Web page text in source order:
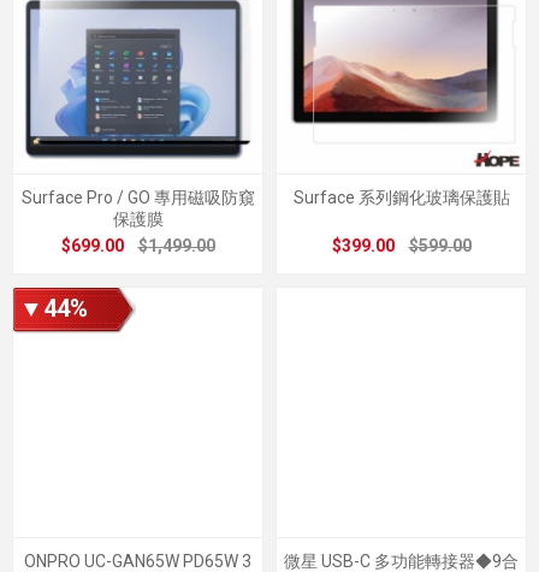
Surface Pro / GO 專用磁吸防窺
保護膜
$699.00
$1,499.00
Surface 系列鋼化玻璃保護貼
$399.00 $599.00
▼44%
ONPRO UC-GAN65W PD65W 3 微星 USB-C 多功能轉接器◆9合